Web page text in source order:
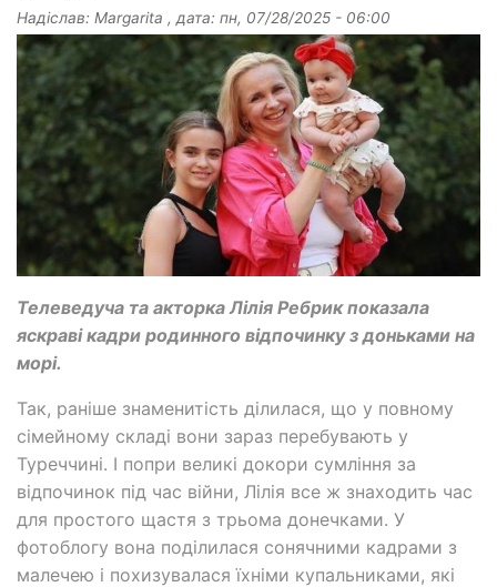
Надіслав: Margarita , дата: пн, 07/28/2025 - 06:00
Телеведуча та акторка Лілія Ребрик показала
яскраві кадри родинного відпочинку з доньками на
морі.
Так, раніше знаменитість ділилася, що у повному
сімейному складі вони зараз перебувають у
Туреччині. І попри великі докори сумління за
відпочинок під час війни, Лілія все ж знаходить час
для простого щастя з трьома донечками. У
фотоблогу вона поділилася сонячними кадрами з
малечею і похизувалася їхніми купальниками, які